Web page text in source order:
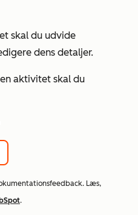
skal du udvide
dens detaljer.
aktivitet skal du
Læs,
.